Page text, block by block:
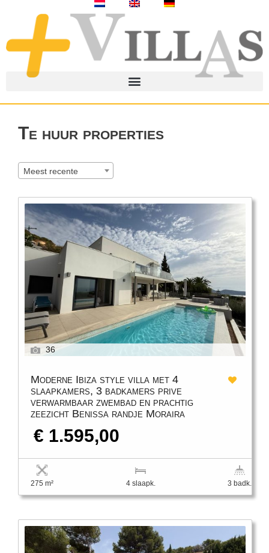
Te huur properties
Meest recente
36
Moderne Ibiza style villa met 4
slaapkamers, 3 badkamers prive
verwarmbaar zwembad en prachtig
zeezicht Benissa randje Moraira
€ 1.595,00
275 m² 4 slaapk. 3 badk.